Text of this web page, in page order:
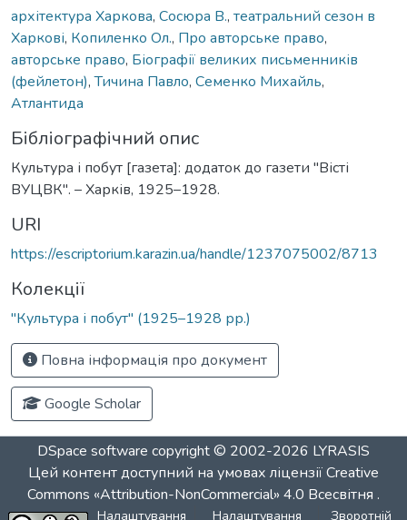
архітектура Харкова, Сосюра В., театральний сезон в
Харкові, Копиленко Ол., Про авторське право,
авторське право, Біографії великих письменників
(фейлетон),Тичина Павло, Семенко Михайль,
Атлантида
Бібліографічний опис
Культура і побут [газета]: додаток до газети "Вісті
ВУЦВК". – Харків, 1925–1928.
URI
https://escriptorium.karazin.ua/handle/1237075002/8713
Колекції
"Культура і побут" (1925–1928 рр.)
Повна інформація про документ
Google Scholar
DSpace software copyright © 2002-2026 LYRASIS
Цей контент доступний на умовах ліцензіїCreative
Commons «Attribution-NonCommercial» 4.0 Всесвітня .
Налаштування Налаштування Зворотній